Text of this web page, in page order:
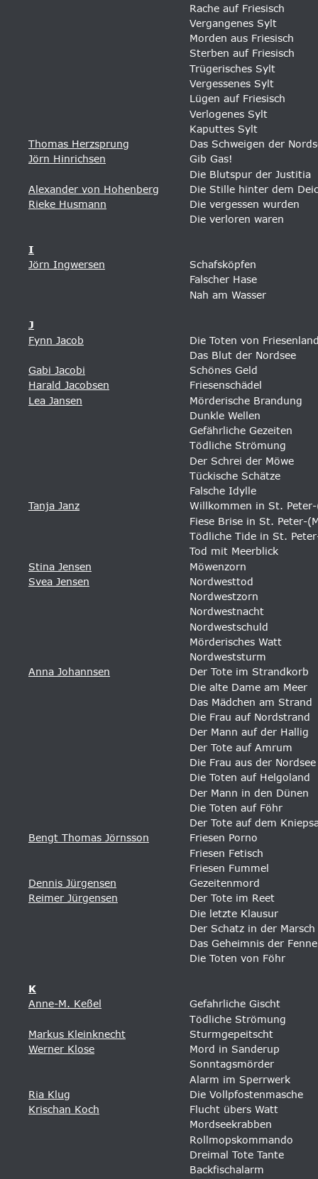
Rache auf Friesisch
Vergangenes Sylt
Morden aus Friesisch
Sterben auf Friesisch
Trügerisches Sylt
Vergessenes Sylt
Lügen auf Friesisch
Verlogenes Sylt
Kaputtes Sylt
Thomas Herzsprung
Das Schweigen der
Jörn Hinrichsen
Gib Gas!
Die Blutspur der Justitia
Alexander von Hohenberg
Die Stille hinter dem
Rieke Husmann
Die vergessen wurden
Die verloren waren
I
Jörn Ingwersen
Schafsköpfen
Falscher Hase
Nah am Wasser
J
Fynn Jacob
Die Toten von
Das Blut der Nordsee
Gabi Jacobi
Schönes Geld
Harald Jacobsen
Friesenschädel
Lea Jansen
Mörderische Brandung
Dunkle Wellen
Gefährliche Gezeiten
Tödliche Strömung
Der Schrei der Möwe
Tückische Schätze
Falsche Idylle
Tanja Janz
Willkommen in St.
Fiese Brise in St. Peter-
Tödliche Tide in St.
Tod mit Meerblick
Stina Jensen
Möwenzorn
Svea Jensen
Nordwesttod
Nordwestzorn
Nordwestnacht
Nordwestschuld
Mörderisches Watt
Nordweststurm
Anna Johannsen
Der Tote im Strandkorb
Die alte Dame am Meer
Das Mädchen am Strand
Die Frau auf Nordstrand
Der Mann auf der Hallig
Der Tote auf Amrum
Die Frau aus der Nordsee
Die Toten auf Helgoland
Der Mann in den Dünen
Die Toten auf Föhr
Der Tote auf dem
Bengt Thomas Jörnsson
Friesen Porno
Friesen Fetisch
Friesen Fummel
Dennis Jürgensen
Gezeitenmord
Reimer Jürgensen
Der Tote im Reet
Die letzte Klausur
Der Schatz in der Marsch
Das Geheimnis der
Die Toten von Föhr
K
Anne-M. Keßel
Gefahrliche Gischt
Tödliche Strömung
Markus Kleinknecht
Sturmgepeitscht
Werner Klose
Mord in Sanderup
Sonntagsmörder
Alarm im Sperrwerk
Ria Klug
Die Vollpfostenmasche
Krischan Koch
Flucht übers Watt
Mordseekrabben
Rollmopskommando
Dreimal Tote Tante
Backfischalarm